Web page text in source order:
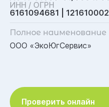
ИНН / ОГРН
6161094681 |
Полное наименование
ООО «ЭкоЮгСервис»
Проверить онлайн